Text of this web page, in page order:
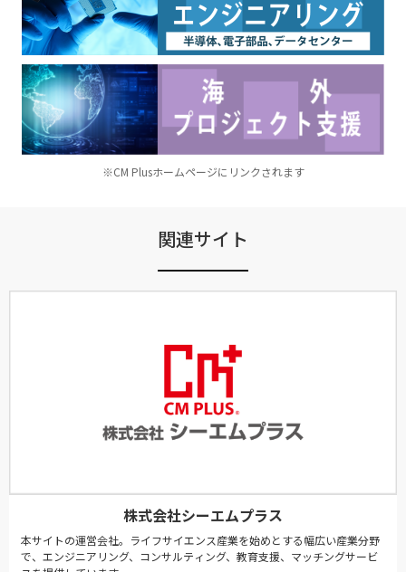
※CM Plusホームページにリンクされます
関連サイト
株式会社シーエムプラス
本サイトの運営会社。ライフサイエンス産業を始めとする幅広い産業分野
で、エンジニアリング、コンサルティング、教育支援、マッチングサービ